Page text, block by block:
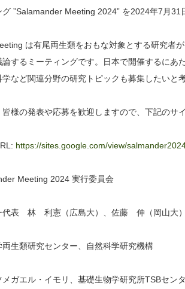
グ ”Salamander Meeting 2024” を2024年7月
は有尾両生類をおもな対象とする研究者
論するミーティングです。日本で開催するに
など関連分野の研究トピックも募集したいと
様の発表や応募を歓迎しますので、下記のサ
https://sites.google.com/view/
Meeting 2024 実行委員会
代表 林 利憲（広島大）、佐藤 伸（岡山大）
生類研究センター、自然科学研究機構
ガエル・イモリ、基礎生物学研究所TSBセン